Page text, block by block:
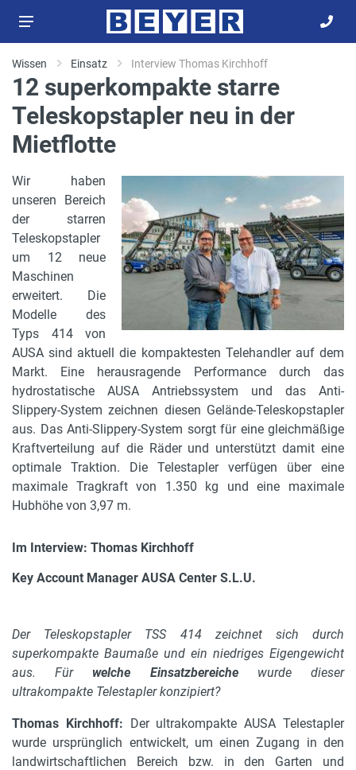
Wissen Einsatz Interview Thomas Kirchhoff
12 superkompakte starre
Teleskopstapler neu in der
Mietflotte
Wir haben
unseren Bereich
der starren
Teleskopstapler
um 12 neue
Maschinen
erweitert. Die
Modelle des
Typs 414 von
AUSA sind aktuell die kompaktesten Telehandler auf dem
Markt. Eine herausragende Performance durch das
hydrostatische AUSA Antriebssystem und das Anti-
Slippery-System zeichnen diesen Gelände-Teleskopstapler
aus. Das Anti-Slippery-System sorgt für eine gleichmäßige
Kraftverteilung auf die Räder und unterstützt damit eine
optimale Traktion. Die Telestapler verfügen über eine
maximale Tragkraft von 1.350 kg und eine maximale
Hubhöhe von 3,97 m.
Im Interview: Thomas Kirchhoff
Key Account Manager AUSA Center S.L.U.
Der Teleskopstapler TSS 414 zeichnet sich durch
superkompakte Baumaße und ein niedriges Eigengewicht
aus. Für welche Einsatzbereichewurde dieser
ultrakompakte Telestapler konzipiert?
Thomas Kirchhoff: Der ultrakompakte AUSA Telestapler
wurde ursprünglich entwickelt, um einen Zugang in den
landwirtschaftlichen Bereich bzw. in den Garten und